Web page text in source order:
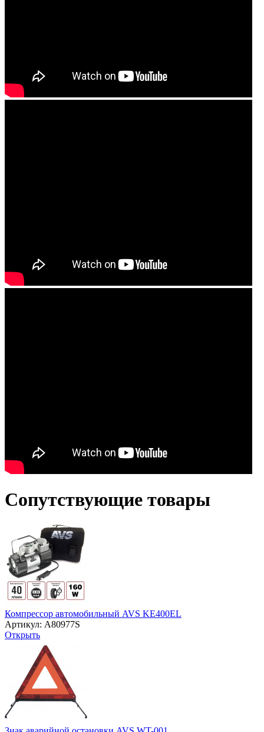
Сопутствующие товары
Компрессор автомобильный AVS KE400EL
Артикул: A80977S
Открыть